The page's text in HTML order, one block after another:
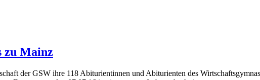
zu Mainz
der GSW ihre 118 Abiturientinnen und Abiturienten des